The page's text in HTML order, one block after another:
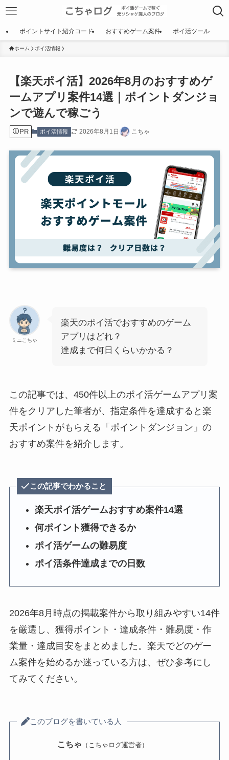
ポイントサイト紹介コード おすすめゲーム案件 ポイ活ツール
ホーム ポイ活情報
【楽天ポイ活】2026年8月のおすすめゲ
ームアプリ案件14選｜ポイントダンジョ
ンで遊んで稼ごう
PR ポイ活情報 2026年8月1日 こちゃ
ミニこちゃ
楽天のポイ活でおすすめのゲーム
アプリはどれ？
達成まで何日くらいかかる？
この記事では、450件以上のポイ活ゲームアプリ案
件をクリアした筆者が、指定条件を達成すると楽
天ポイントがもらえる「ポイントダンジョン」の
おすすめ案件を紹介します。
この記事でわかること
楽天ポイ活ゲームおすすめ案件14選
何ポイント獲得できるか
ポイ活ゲームの難易度
ポイ活条件達成までの日数
2026年8月時点の掲載案件から取り組みやすい14件
を厳選し、獲得ポイント・達成条件・難易度・作
業量・達成目安をまとめました。楽天でどのゲー
ム案件を始めるか迷っている方は、ぜひ参考にし
てみてください。
このブログを書いている人
こちゃ （こちゃログ運営者）